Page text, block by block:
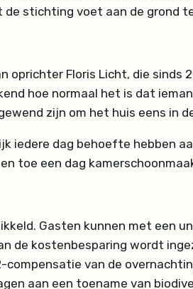
stichting voet aan de grond
oprichter Floris Licht, die
hoe normaal het is dat
zijn om het huis eens in
iedere dag behoefte hebben
toe een dag
Gasten kunnen met een
de kostenbesparing wordt
van de
aan een toename van